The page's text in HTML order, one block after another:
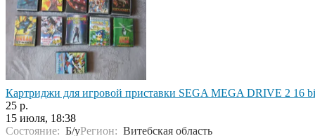
Картриджи для игровой приставки SEGA MEGA DRIVE 2 16
25 р.
15 июля, 18:38
Состояние: Б/уРегион: Витебская область